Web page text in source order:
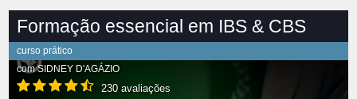
Formação essencial em IBS & CBS
curso prático
comSIDNEY D'AGÁZIO
230 avaliações